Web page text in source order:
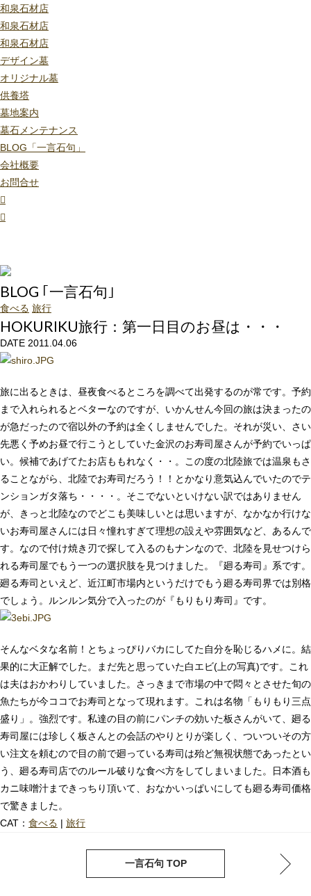
和泉石材店
和泉石材店
和泉石材店
デザイン墓
オリジナル墓
供養塔
墓地案内
墓石メンテナンス
BLOG「一言石句」
会社概要
お問合せ
BLOG ｢一言石句｣
食べる 旅行
HOKURIKU旅行：第一日目のお昼は・・・
DATE 2011.04.06
旅に出るときは、昼夜食べるところを調べて出発するのが常です。予約
まで入れられるとベターなのですが、いかんせん今回の旅は決まったの
が急だったので宿以外の予約は全くしませんでした。それが災い、さい
先悪く予めお昼で行こうとしていた金沢のお寿司屋さんが予約でいっぱ
い。候補であげてたお店ももれなく・・。この度の北陸旅では温泉もさ
ることながら、北陸でお寿司だろう！！とかなり意気込んでいたのでテ
ンションガタ落ち・・・・。そこでないといけない訳ではありません
が、きっと北陸なのでどこも美味しいとは思いますが、なかなか行けな
いお寿司屋さんには日々憧れすぎて理想の設えや雰囲気など、あるんで
す。なので付け焼き刃で探して入るのもナンなので、北陸を見せつけら
れる寿司屋でもう一つの選択肢を見つけました。『廻る寿司』系です。
廻る寿司といえど、近江町市場内というだけでもう廻る寿司界では別格
でしょう。ルンルン気分で入ったのが『もりもり寿司』です。
そんなベタな名前！とちょっぴりバカにしてた自分を恥じるハメに。結
果的に大正解でした。まだ先と思っていた白エビ(上の写真)です。これ
は夫はおかわりしていました。さっきまで市場の中で悶々とさせた旬の
魚たちが今ココでお寿司となって現れます。これは名物「もりもり三点
盛り」。強烈です。私達の目の前にパンチの効いた板さんがいて、廻る
寿司屋には珍しく板さんとの会話のやりとりが楽しく、ついついその方
い注文を頼むので目の前で廻っている寿司は殆ど無視状態であったとい
う、廻る寿司店でのルール破りな食べ方をしてしまいました。日本酒も
カニ味噌汁まできっちり頂いて、おなかいっぱいにしても廻る寿司価格
で驚きました。
CAT： 食べる | 旅行
一言石句 TOP